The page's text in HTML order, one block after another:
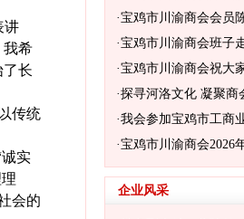
讲
我希
长
传统
实
会的
·宝鸡市川渝商会会员
·宝鸡市川渝商会班子
·宝鸡市川渝商会祝大
·探寻河洛文化 凝聚
·我会参加宝鸡市工商
·宝鸡市川渝商会2026
企业风采